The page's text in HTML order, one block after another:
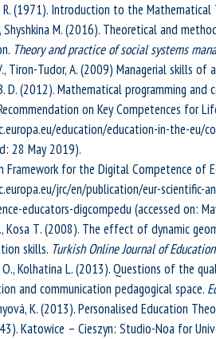
R. (1971). Introduction to the Mathematical
Shyshkina M. (2016). Theoretical and
Тheory and practice of social systems
Tiron-Tudor, A. (2009) Managerial skills of
D. (2012). Mathematical programming and
on Key Competences for
education/education-in-the-eu/
28 May 2019).
Framework for the Digital Competence of
jrc/en/publication/eur-scientific-
educators-digcompedu (accessed on:
Кosa Т. (2008). The effect of dynamic
skills. Turkish Online Journal of
Kolhatina L. (2013). Questions of the
and communication pedagogical space.
K. (2013). Personalised Education
Katowice – Cieszyn: Studio-Noa for